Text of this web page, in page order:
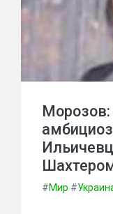
Морозов:
#Мир #